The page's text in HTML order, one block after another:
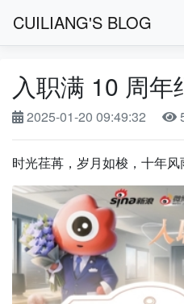
CUILIANG'S BLOG
入职满 10 周年
2025-01-20 09:49:32
时光荏苒，岁月如梭，十年风